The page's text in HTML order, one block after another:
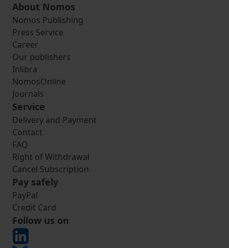
About Nomos
Nomos Publishing
Press Service
Career
Our publishers
Inlibra
NomosOnline
Journals
Service
Delivery and Payment
Contact
FAQ
Right of Withdrawal
Cancel Subscription
Pay safely
PayPal
Credit Card
Follow us on